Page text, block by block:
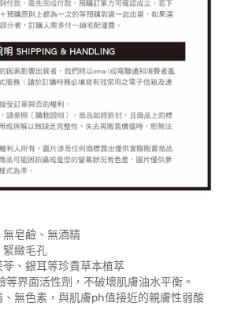
皂鹼、無酒精
緊緻毛孔
、銀耳等珍貴草本植萃
等界面活性劑，不破壞肌膚油水平衡。
無色素，與肌膚ph值接近的親膚性弱酸